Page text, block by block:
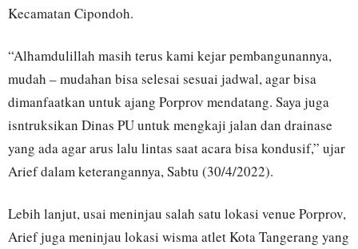
Kecamatan Cipondoh.
“Alhamdulillah masih terus kami kejar pembangunannya,
mudah – mudahan bisa selesai sesuai jadwal, agar bisa
dimanfaatkan untuk ajang Porprov mendatang. Saya juga
isntruksikan Dinas PU untuk mengkaji jalan dan drainase
yang ada agar arus lalu lintas saat acara bisa kondusif,” ujar
Arief dalam keterangannya, Sabtu (30/4/2022).
Lebih lanjut, usai meninjau salah satu lokasi venue Porprov,
Arief juga meninjau lokasi wisma atlet Kota Tangerang yang